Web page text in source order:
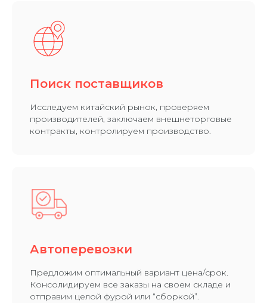
Поиск поставщиков
Исследуем китайский рынок, проверяем
производителей, заключаем внешнеторговые
контракты, контролируем производство.
Автоперевозки
Предложим оптимальный вариант цена/срок.
Консолидируем все заказы на своем складе и
отправим целой фурой или “сборкой”.​